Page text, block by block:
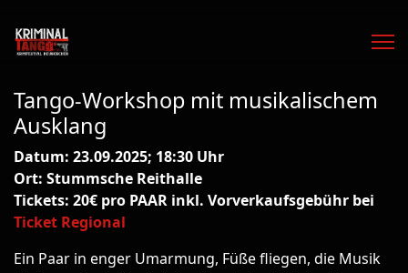
Tango-Workshop mit musikalischem
Ausklang
Datum: 23.09.2025; 18:30 Uhr
Ort: Stummsche Reithalle
Tickets: 20€ pro PAAR inkl. Vorverkaufsgebühr bei
Ticket Regional
Ein Paar in enger Umarmung, Füße fliegen, die Musik